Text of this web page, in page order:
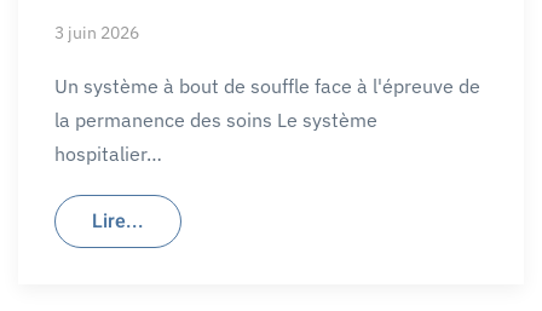
3 juin 2026
Un système à bout de souffle face à l'épreuve de
la permanence des soins Le système
hospitalier…
Lire...